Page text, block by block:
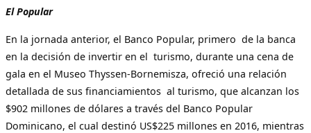
El Popular
En la jornada anterior, el Banco Popular, primero de la banca
en la decisión de invertir en el turismo, durante una cena de
gala en el Museo Thyssen-Bornemisza, ofreció una relación
detallada de sus financiamientos al turismo, que alcanzan los
$902 millones de dólares a través del Banco Popular
Dominicano, el cual destinó US$225 millones en 2016, mientras